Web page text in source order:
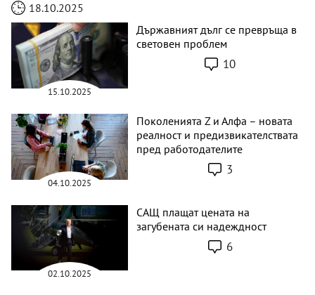
18.10.2025
15.10.2025
Държавният дълг се превръща в
световен проблем
10
04.10.2025
Поколенията Z и Алфа – новата
реалност и предизвикателствата
пред работодателите
3
02.10.2025
САЩ плащат цената на
загубената си надеждност
6